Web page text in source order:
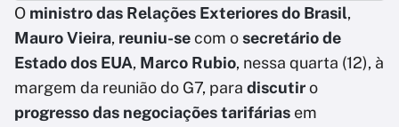
O ministro das Relações Exteriores do Brasil,
Mauro Vieira, reuniu-secom osecretário de
Estado dos EUA, Marco Rubio, nessa quarta (12), à
margem da reunião do G7, para discutiro
progresso das negociações tarifárias em